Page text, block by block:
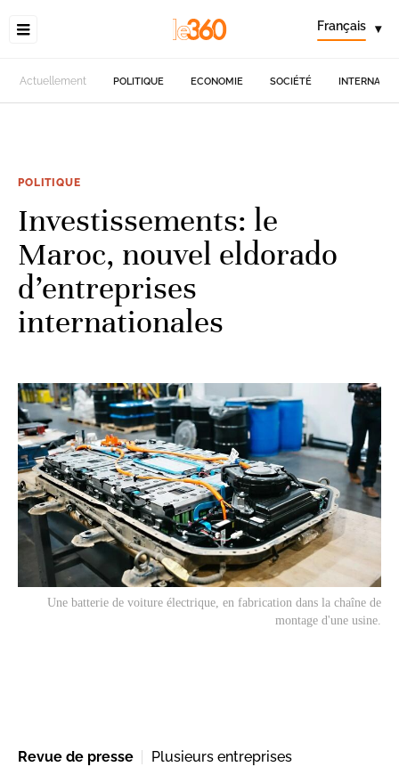
Français ▾
Actuellement POLITIQUE ECONOMIE SOCIÉTÉ
POLITIQUE
Investissements: le
Maroc, nouvel eldorado
d’entreprises
internationales
Une batterie de voiture électrique, en fabrication dans la chaîne de
montage d'une usine.
Revue de presse
Plusieurs entreprises